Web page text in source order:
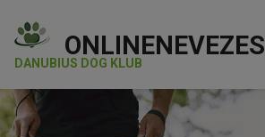
ONLINENEVEZES
DANUBIUS DOG KLUB